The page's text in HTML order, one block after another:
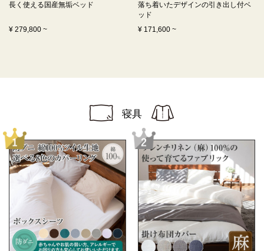
長く使える 国産無垢ベッド
¥ 279,800 ~
落ち着いたデザインの引き出し付ベ
ッド
¥ 171,600 ~
寝具